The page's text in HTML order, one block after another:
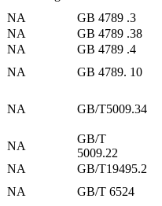
NA
GB 4789 .3
NA
GB 4789 .38
NA
GB 4789 .4
NA
GB 4789. 10
NA GB/T5009.34
NA
GB/T
5009.22
NA
GB/T19495.2
NA
GB/T 6524